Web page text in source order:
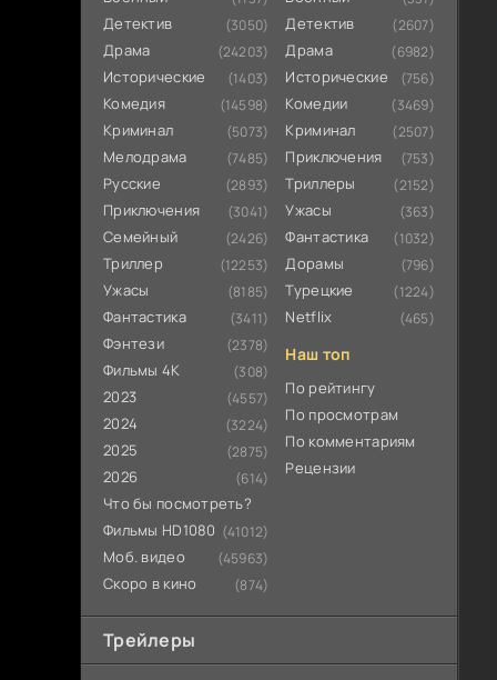
Детектив (3050)
Драма (24203)
Исторические (1403)
Комедия (14598)
Криминал (5073)
Мелодрама (7485)
Русские (2893)
Приключения (3041)
Семейный (2426)
Триллер (12253)
Ужасы (8185)
Фантастика (3411)
Фэнтези (2378)
Фильмы 4К (308)
2023 (4557)
2024 (3224)
2025 (2875)
2026 (614)
Что бы посмотреть?
Фильмы HD1080 (41012)
Моб. видео (45963)
Скоро в кино (874)
Детектив (2607)
Драма (6982)
Исторические (756)
Комедии (3469)
Криминал (2507)
Приключения (753)
Триллеры (2152)
Ужасы (363)
Фантастика (1032)
Дорамы (796)
Турецкие (1224)
Netflix (465)
Наш топ
По рейтингу
По просмотрам
По комментариям
Рецензии
Трейлеры